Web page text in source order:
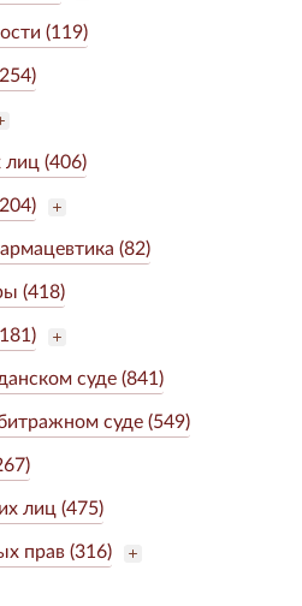
(119)
лиц (406)
(82)
(418)
суде (841)
суде (549)
лиц (475)
прав (316)